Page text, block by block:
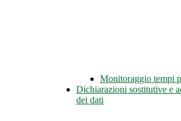
Monitoraggio tempi
Dichiarazioni sostitutive e
dei dati